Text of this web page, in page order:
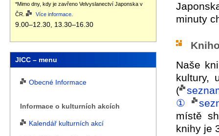
*Mimo dny, kdy je zavřeno Velvyslanectví Japonska v
ČR.
Více informace.
9.00–12.30, 13.30–16.30
JICC – menu
Obecné Informace
Informace o kulturních akcích
Kalendář kulturních akcí
minuty
Naše
kultury,
(
①
místě
knihy je